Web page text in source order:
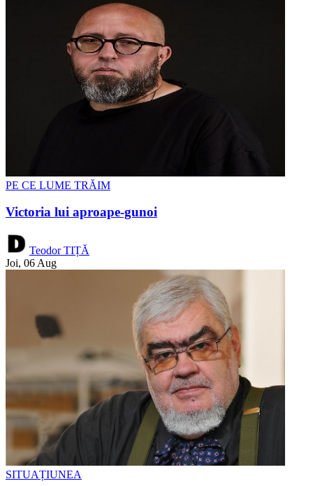
PE CE LUME TRĂIM
Victoria lui aproape-gunoi
Teodor TIȚĂ
Joi, 06 Aug
SITUAȚIUNEA